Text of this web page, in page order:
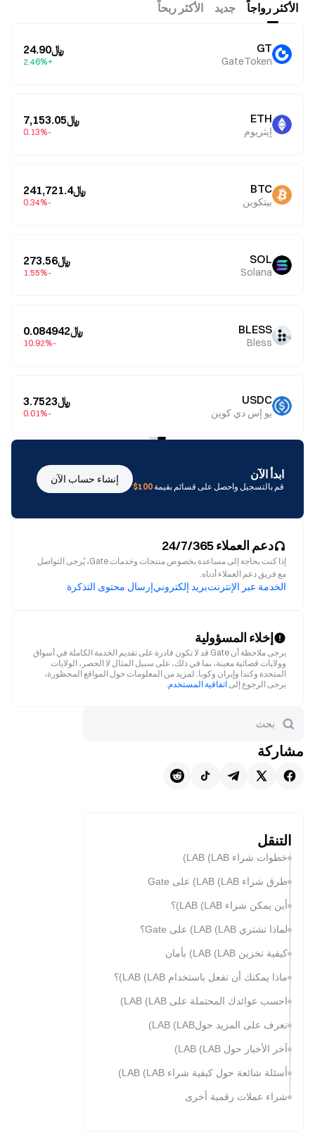
الأكثر رواجاً جديد الأكثر ربحاً
GT
GateToken
﷼24.90
+2.46%
ETH
إيثريوم
﷼7,153.05
-0.13%
BTC
بيتكوين
﷼241,721.4
-0.34%
SOL
Solana
﷼273.56
-1.55%
BLESS
Bless
﷼0.084942
-10.92%
USDC
يو إس دي كوين
﷼3.7523
-0.01%
ابدأ الآن
قم بالتسجيل واحصل على قسائم بقيمة100$
إنشاء حساب الآن
دعم العملاء 24/7/365
إذا كنت بحاجة إلى مساعدة بخصوص منتجات وخدمات Gate، يُرجى التواصل
مع فريق دعم العملاء أدناه.
الخدمة عبر الإنترنتبريد إلكترونيإرسال محتوى التذكرة
إخلاء المسؤولية
يرجى ملاحظة أن Gate قد لا تكون قادرة على تقديم الخدمة الكاملة في أسواق
وولايات قضائية معينة، بما في ذلك، على سبيل المثال لا الحصر، الولايات
المتحدة وكندا وإيران وكوبا. لمزيد من المعلومات حول المواقع المحظورة،
يرجى الرجوع إلى اتفاقية المستخدم.
مشاركة
التنقل
خطوات شراء LAB (LAB)
طرق شراء LAB (LAB) على Gate
أين يمكن شراء LAB (LAB)؟
لماذا تشتري LAB (LAB) على Gate؟
كيفية تخزين LAB (LAB) بأمان
ماذا يمكنك أن تفعل باستخدام LAB (LAB)؟
احسب عوائدك المحتملة على LAB (LAB)
تعرف على المزيد حولLAB (LAB)
آخر الأخبار حول LAB (LAB)
أسئلة شائعة حول كيفية شراء LAB (LAB)
شراء عملات رقمية أخرى